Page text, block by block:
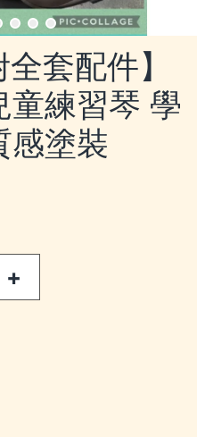
套配件】
童練習琴 學
感塗裝
+